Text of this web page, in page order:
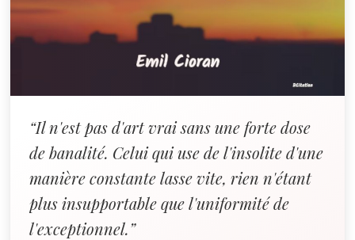
“Il n'est pas d'art vrai sans une forte dose
de banalité. Celui qui use de l'insolite d'une
manière constante lasse vite, rien n'étant
plus insupportable que l'uniformité de
l'exceptionnel.”